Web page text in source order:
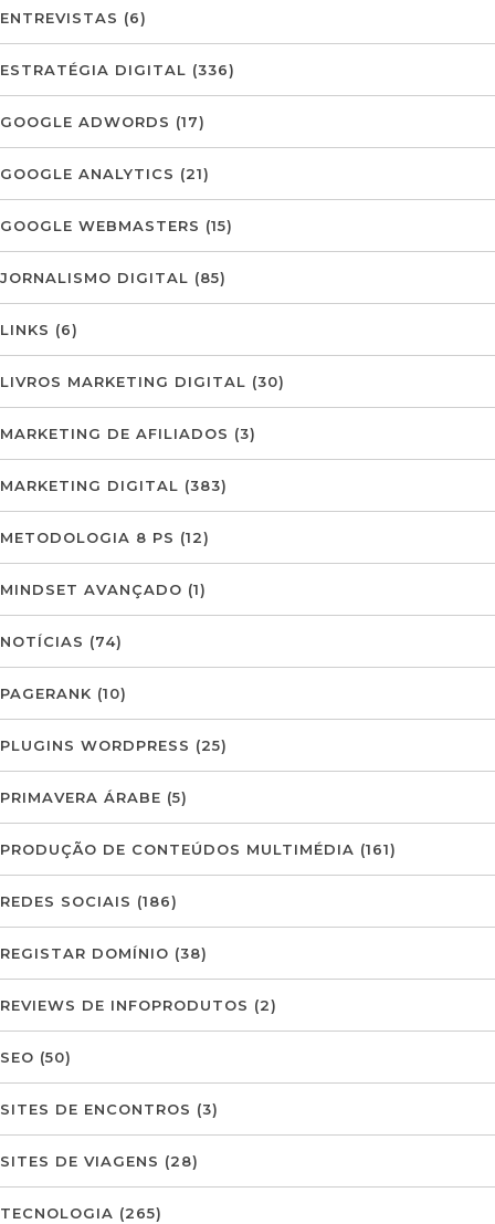
ENTREVISTAS (6)
ESTRATÉGIA DIGITAL (336)
GOOGLE ADWORDS (17)
GOOGLE ANALYTICS (21)
GOOGLE WEBMASTERS (15)
JORNALISMO DIGITAL (85)
LINKS (6)
LIVROS MARKETING DIGITAL (30)
MARKETING DE AFILIADOS (3)
MARKETING DIGITAL (383)
METODOLOGIA 8 PS (12)
MINDSET AVANÇADO (1)
NOTÍCIAS (74)
PAGERANK (10)
PLUGINS WORDPRESS (25)
PRIMAVERA ÁRABE (5)
PRODUÇÃO DE CONTEÚDOS MULTIMÉDIA (161)
REDES SOCIAIS (186)
REGISTAR DOMÍNIO (38)
REVIEWS DE INFOPRODUTOS (2)
SEO (50)
SITES DE ENCONTROS (3)
SITES DE VIAGENS (28)
TECNOLOGIA (265)